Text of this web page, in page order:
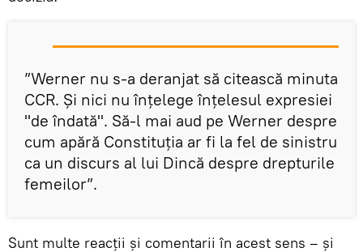
”Werner nu s-a deranjat să citească minuta
CCR. Și nici nu înțelege înțelesul expresiei
"de îndată". Să-l mai aud pe Werner despre
cum apără Constituția ar fi la fel de sinistru
ca un discurs al lui Dincă despre drepturile
femeilor”.
Sunt multe reacții și comentarii în acest sens – și